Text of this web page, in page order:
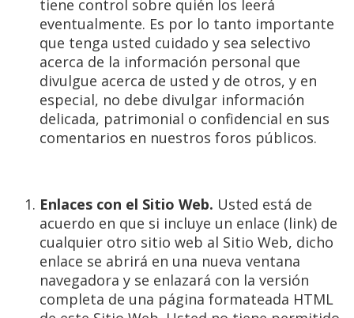
tiene control sobre quién los leerá
eventualmente. Es por lo tanto importante
que tenga usted cuidado y sea selectivo
acerca de la información personal que
divulgue acerca de usted y de otros, y en
especial, no debe divulgar información
delicada, patrimonial o confidencial en sus
comentarios en nuestros foros públicos.
Enlaces con el Sitio Web. Usted está de
acuerdo en que si incluye un enlace (link) de
cualquier otro sitio web al Sitio Web, dicho
enlace se abrirá en una nueva ventana
navegadora y se enlazará con la versión
completa de una página formateada HTML